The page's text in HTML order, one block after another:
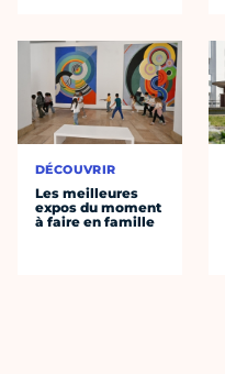
DÉCOUVRIR
Les meilleures
expos du moment
à faire en famille